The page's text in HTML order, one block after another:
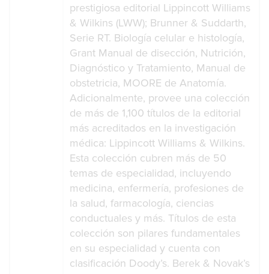
prestigiosa editorial Lippincott Williams
& Wilkins (LWW); Brunner & Suddarth,
Serie RT. Biología celular e histología,
Grant Manual de disección, Nutrición,
Diagnóstico y Tratamiento, Manual de
obstetricia, MOORE de Anatomía.
Adicionalmente, provee una colección
de más de 1,100 títulos de la editorial
más acreditados en la investigación
médica: Lippincott Williams & Wilkins.
Esta colección cubren más de 50
temas de especialidad, incluyendo
medicina, enfermería, profesiones de
la salud, farmacología, ciencias
conductuales y más. Títulos de esta
colección son pilares fundamentales
en su especialidad y cuenta con
clasificación Doody’s. Berek & Novak’s